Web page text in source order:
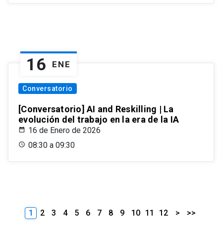
16 ENE
Conversatorio
[Conversatorio] AI and Reskilling | La
evolución del trabajo en la era de la IA
16 de Enero de 2026
08:30 a 09:30
1 2 3 4 5 6 7 8 9 10 11 12 > >>